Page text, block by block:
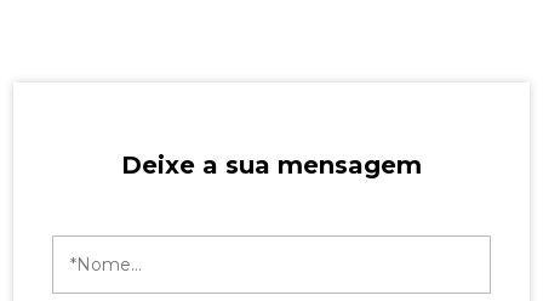
Deixe a sua mensagem